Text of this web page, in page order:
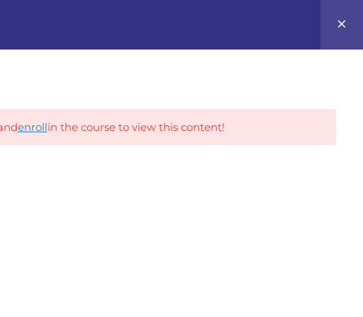
enrollin the course to view this content!